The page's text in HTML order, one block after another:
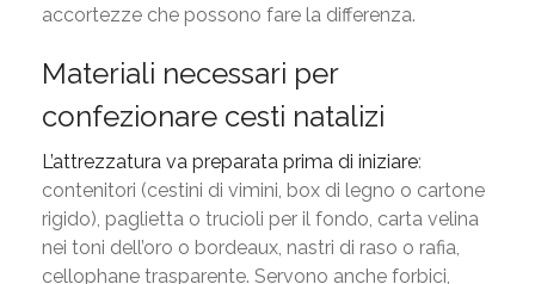
accortezze che possono fare la differenza.
Materiali necessari per
confezionare cesti natalizi
L’attrezzatura va preparata prima di iniziare:
contenitori (cestini di vimini, box di legno o cartone
rigido), paglietta o trucioli per il fondo, carta velina
nei toni dell’oro o bordeaux, nastri di raso o rafia,
cellophane trasparente. Servono anche forbici,